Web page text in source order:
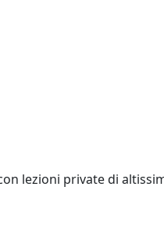
lezioni private di